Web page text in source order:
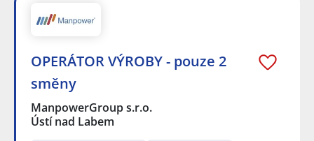
OPERÁTOR VÝROBY - pouze 2
směny
ManpowerGroup s.r.o.
Ústí nad Labem